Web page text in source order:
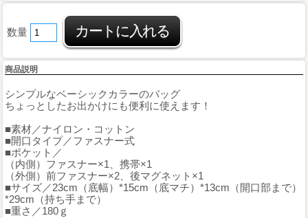
数量
商品説明
シンプルなベーシックカラーのバッグ
ちょっとしたお出かけにも便利に使えます！
■素材／ナイロン・コットン
■開口タイプ／ファスナー式
■ポケット／
（内側）ファスナー×1、携帯×1
（外側）前ファスナー×2、後マグネット×1
■サイズ／23cm（底幅）*15cm（底マチ）*13cm（開口部まで）
*29cm（持ち手まで）
■重さ／180ｇ